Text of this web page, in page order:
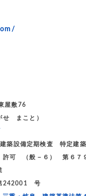
屋敷76
まこと）
築設備定期検査 特定建
可 （般－６） 第６７
242001 号